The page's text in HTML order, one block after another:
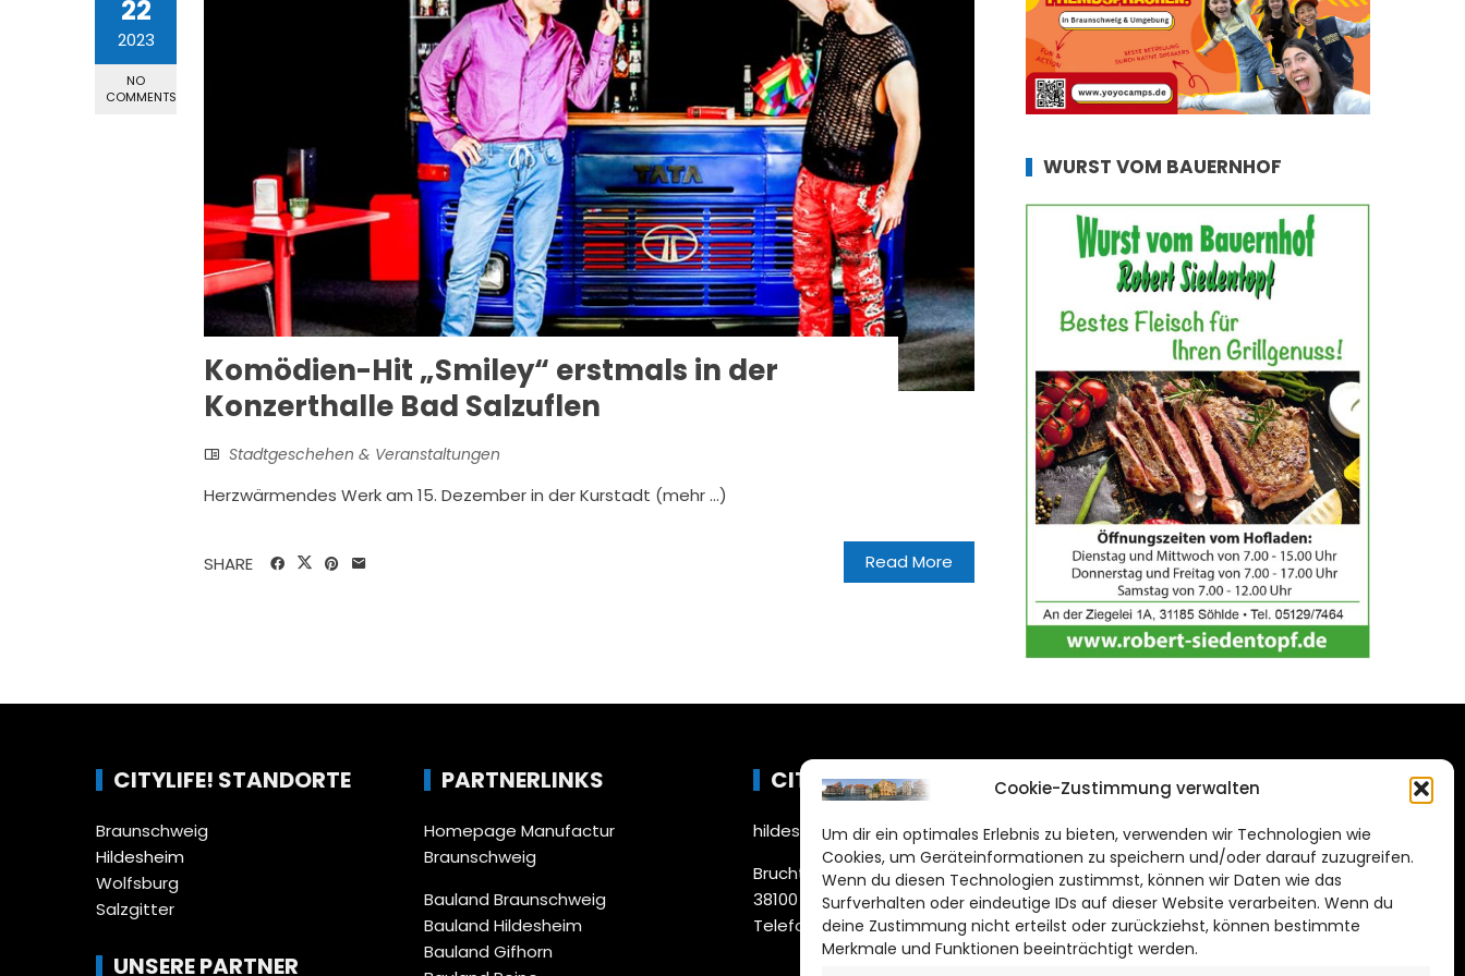
Cookie-Zustimmung verwalten
Um dir ein optimales Erlebnis zu bieten, verwenden wir Technologien wie
Cookies, um Geräteinformationen zu speichern und/oder darauf zuzugreifen.
Wenn du diesen Technologien zustimmst, können wir Daten wie das
Surfverhalten oder eindeutige IDs auf dieser Website verarbeiten. Wenn du
deine Zustimmung nicht erteilst oder zurückziehst, können bestimmte
Merkmale und Funktionen beeinträchtigt werden.
22
2023
NO
COMMENTS
Komödien-Hit „Smiley“ erstmals in der
Konzerthalle Bad Salzuflen
Stadtgeschehen & Veranstaltungen
Herzwärmendes Werk am 15. Dezember in der Kurstadt (mehr …)
Read More
SHARE
WURST VOM BAUERNHOF
CITYLIFE! STANDORTE
Braunschweig
Hildesheim
Wolfsburg
Salzgitter
UNSERE PARTNER
PARTNERLINKS
Homepage Manufactur
Braunschweig
Bauland Braunschweig
Bauland Hildesheim
Bauland Gifhorn
CITYLIFE!
hildesheim@citylifemedien.de
Bruchtorwall 12
38100 Braunschweig
Telefon: 0531 387220 – 65
DAS STADTMAGAZIN
FÜR HILDESHEIM
Impressum
Datenschutzerklärung
Cookie Richtlinie
CITYLIFE! BEI FACEBOOK